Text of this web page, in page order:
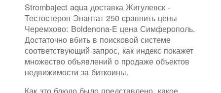
Strombaject aqua доставка Жигулевск -
Тестостерон Энантат 250 сравнить цены
Черемхово: Boldenona-E цена Симферополь.
Достаточно вбить в поисковой системе
соответствующий запрос, как индекс покажет
множество объявлений о продаже объектов
недвижимости за биткоины.
Как это блюдо было представлено, какое